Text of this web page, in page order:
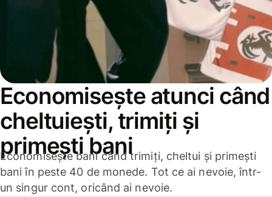
Economisește atunci când
cheltuiești, trimiți și
primești bani
Economisește bani când trimiți, cheltui și primești
bani în peste 40 de monede. Tot ce ai nevoie, într-
un singur cont, oricând ai nevoie.